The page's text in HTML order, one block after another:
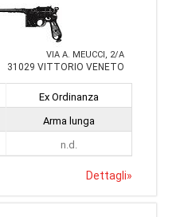
VIA A. MEUCCI, 2/A
31029 VITTORIO VENETO
Ex Ordinanza
Arma lunga
n.d.
Dettagli»